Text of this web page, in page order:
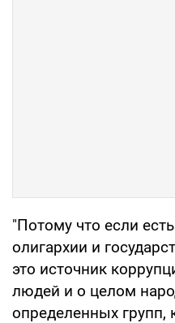
"Потому что если
олигархии и
это источник
людей и о целом
определенных групп,